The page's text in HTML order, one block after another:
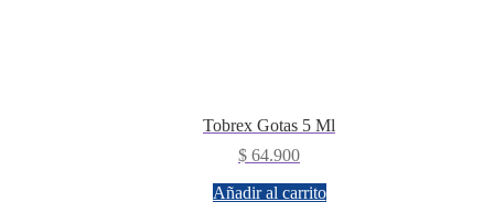
Tobrex Gotas 5 Ml
$ 64.900
Añadir al carrito